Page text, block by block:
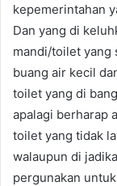
kepemerintahan
Dan yang di
mandi/toilet yang
buang air kecil
toilet yang di
apalagi berharap
toilet yang tidak
walaupun di
pergunakan